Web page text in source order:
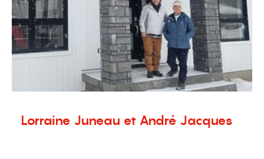
Lorraine Juneau et André Jacques